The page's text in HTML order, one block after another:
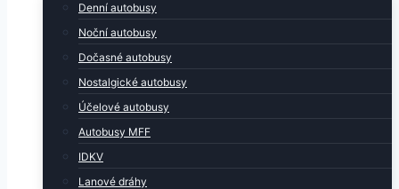
Denní autobusy
Noční autobusy
Dočasné autobusy
Nostalgické autobusy
Účelové autobusy
Autobusy MFF
IDKV
Lanové dráhy